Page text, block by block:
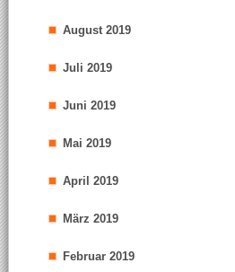
August 2019
Juli 2019
Juni 2019
Mai 2019
April 2019
März 2019
Februar 2019